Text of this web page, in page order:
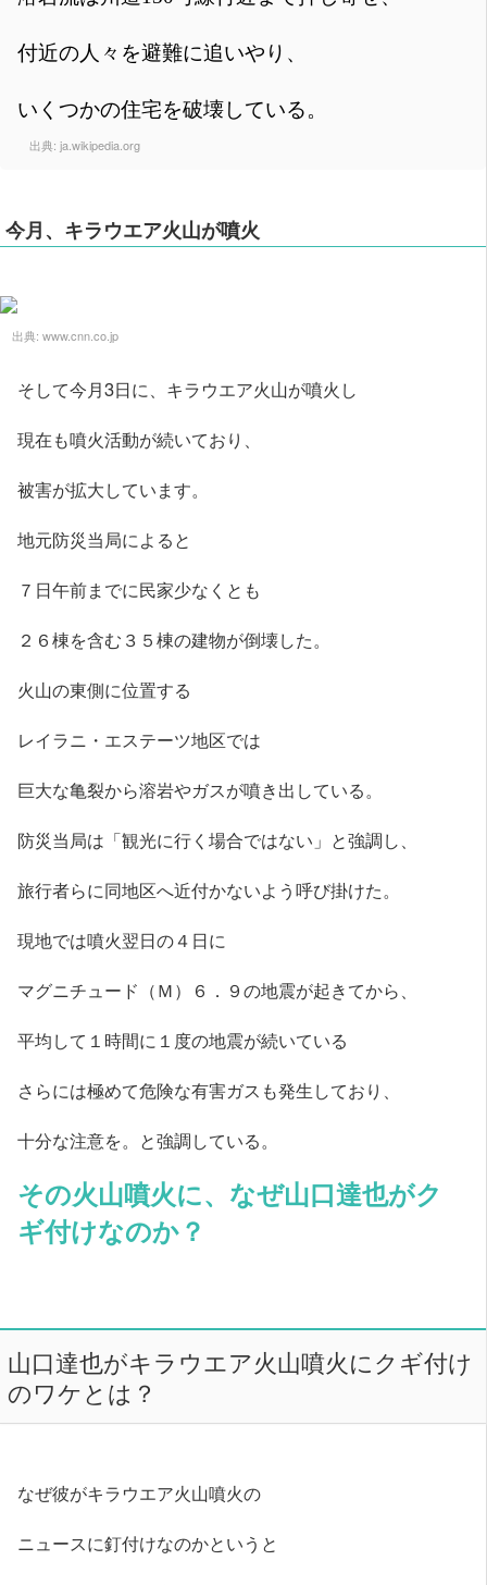
付近の人々を避難に追いやり、
いくつかの住宅を破壊している。
出典: ja.wikipedia.org
今月、キラウエア火山が噴火
出典: www.cnn.co.jp
そして今月3日に、キラウエア火山が噴火し
現在も噴火活動が続いており、
被害が拡大しています。
地元防災当局によると
７日午前までに民家少なくとも
２６棟を含む３５棟の建物が倒壊した。
火山の東側に位置する
レイラニ・エステーツ地区では
巨大な亀裂から溶岩やガスが噴き出している。
防災当局は「観光に行く場合ではない」と強調し、
旅行者らに同地区へ近付かないよう呼び掛けた。
現地では噴火翌日の４日に
マグニチュード（Ｍ）６．９の地震が起きてから、
平均して１時間に１度の地震が続いている
さらには極めて危険な有害ガスも発生しており、
十分な注意を。と強調している。
その火山噴火に、なぜ山口達也がク
ギ付けなのか？
山口達也がキラウエア火山噴火にクギ付け
のワケとは？
なぜ彼がキラウエア火山噴火の
ニュースに釘付けなのかというと